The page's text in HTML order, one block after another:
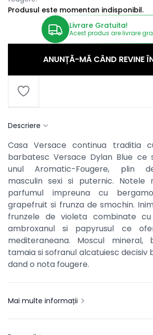
Produsul este momentan indisponibil.
Livrare Gratuita!
Acest produs are livrare
ANUNȚĂ-MĂ CÂND REVINE
Descriere
Casa Versace continua traditia
barbatesc Versace Dylan Blue ce
unul Aromatic-Fougere, plin
masculin sexi si puternic. Notele
parfumul impreuna cu
grapefruit si frunza de smochin.
frunzele de violeta combinate
ambroxanul si papyrusul ce
mediteraneana. Moscul mineral,
tamaia si sofranul alcatuiesc decisiv
dand o nota fougere.
Mai multe informații